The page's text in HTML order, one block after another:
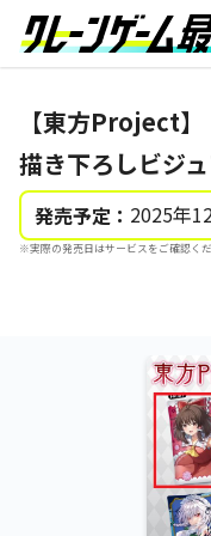
【東方Project
描き下ろしビジ
発売予定： 2025年
※実際の発売日はサービスをご確認くだ